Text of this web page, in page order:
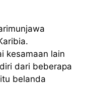
kesamaan lain
dari beberapa
belanda